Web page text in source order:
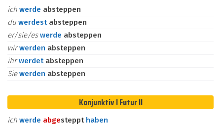
ich werde absteppen
du werdest absteppen
er/sie/eswerde absteppen
wirwerden absteppen
ihrwerdet absteppen
Siewerden absteppen
Konjunktiv I Futur II
ich werde abgesteppt haben